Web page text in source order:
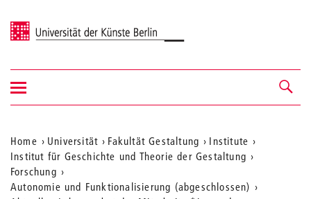
Universität der Künste Berlin
Navigation &
Suche
Navigation
ein-/ausblenden
Aktuelle
Position
auf
Home Universität Fakultät Gestaltung
Institute
Institut für Geschichte und Theorie der Gestaltung
Forschung
Autonomie und Funktionalisierung (abgeschlossen)